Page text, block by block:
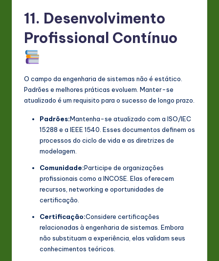
11. Desenvolvimento
Profissional Contínuo
O campo da engenharia de sistemas não é estático.
Padrões e melhores práticas evoluem. Manter-se
atualizado é um requisito para o sucesso de longo prazo.
Padrões:Mantenha-se atualizado com a ISO/IEC
15288 e a IEEE 1540. Esses documentos definem os
processos do ciclo de vida e as diretrizes de
modelagem.
Comunidade:Participe de organizações
profissionais como a INCOSE. Elas oferecem
recursos, networking e oportunidades de
certificação.
Certificação:Considere certificações
relacionadas à engenharia de sistemas. Embora
não substituam a experiência, elas validam seus
conhecimentos teóricos.